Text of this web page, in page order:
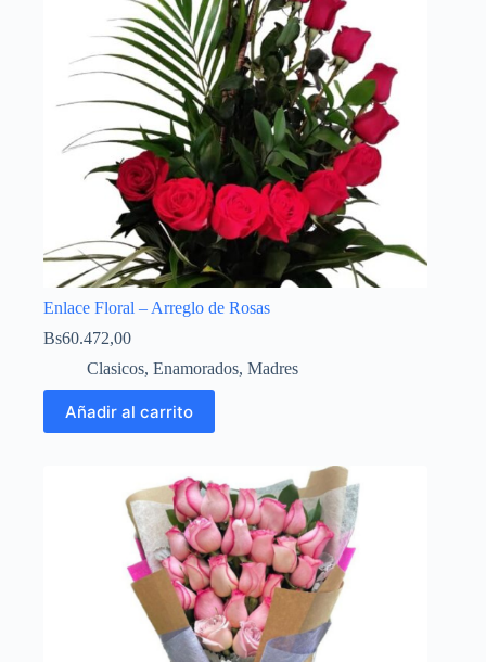
Enlace Floral – Arreglo de Rosas
Bs60.472,00
Clasicos, Enamorados, Madres
Añadir al carrito